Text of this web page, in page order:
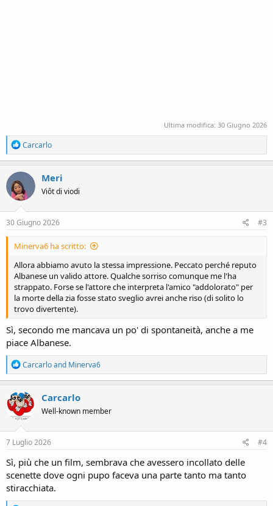
Ultima modifica: 30 Giugno 2026
R
e
a
c
t
i
o
n
s
Carcarlo
Meri
Viôt di viodi
30 Giugno 2026 #3
Minerva6 ha scritto:
Allora abbiamo avuto la stessa impressione. Peccato perché reputo
Albanese un valido attore. Qualche sorriso comunque me l'ha
strappato. Forse se l'attore che interpreta l'amico "addolorato" per
la morte della zia fosse stato sveglio avrei anche riso (di solito lo
trovo divertente).
Sì, secondo me mancava un po' di spontaneità, anche a me
piace Albanese.
R
e
a
c
t
i
o
n
s
Carcarloand Minerva6
Carcarlo
Well-known member
7 Luglio 2026 #4
Sì, più che un film, sembrava che avessero incollato delle
scenette dove ogni pupo faceva una parte tanto ma tanto
stiracchiata.